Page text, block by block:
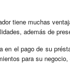
tiene muchas
además de
en el pago de su
para su